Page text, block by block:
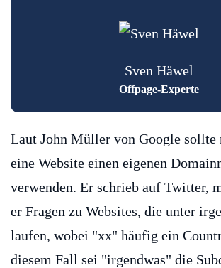
Sven Häwel
Offpage-Experte
Laut John Müller von Google sollte
eine Website einen eigenen
verwenden. Er schrieb auf Twitter,
er Fragen zu Websites, die unter
laufen, wobei "xx" häufig ein
diesem Fall sei "irgendwas" die